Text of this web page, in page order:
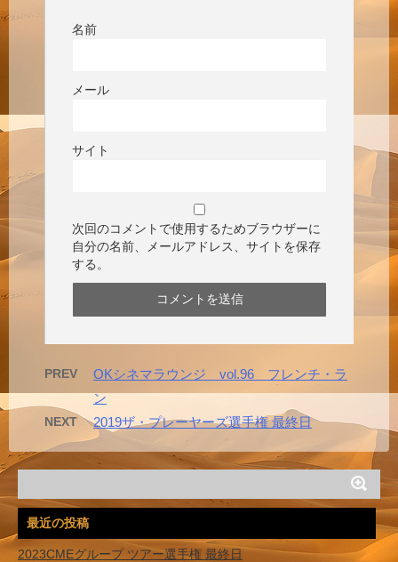
名前
メール
サイト
次回のコメントで使用するためブラウザーに
自分の名前、メールアドレス、サイトを保存
する。
PREV
OKシネマラウンジ vol.96 フレンチ・ラ
ン
NEXT 2019ザ・プレーヤーズ選手権 最終日
最近の投稿
2023CMEグループ ツアー選手権 最終日